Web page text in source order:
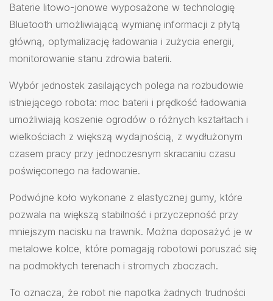
Baterie litowo-jonowe wyposażone w technologię
Bluetooth umożliwiającą wymianę informacji z płytą
główną, optymalizację ładowania i zużycia energii,
monitorowanie stanu zdrowia baterii.
Wybór jednostek zasilających polega na rozbudowie
istniejącego robota: moc baterii i prędkość ładowania
umożliwiają koszenie ogrodów o różnych kształtach i
wielkościach z większą wydajnością, z wydłużonym
czasem pracy przy jednoczesnym skracaniu czasu
poświęconego na ładowanie.
Podwójne koło wykonane z elastycznej gumy, które
pozwala na większą stabilność i przyczepność przy
mniejszym nacisku na trawnik. Można doposażyć je w
metalowe kolce, które pomagają robotowi poruszać się
na podmokłych terenach i stromych zboczach.
To oznacza, że robot nie napotka żadnych trudności